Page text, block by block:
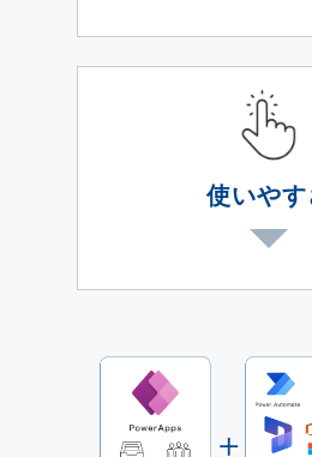
しますが、導入費用
抑えるため、カスタ
使いやす
ファイルでの帳票作
り、エンドユーザ様
を実現しています。